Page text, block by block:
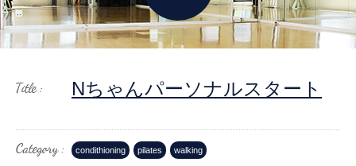
Nちゃんパーソナルスタート
condithioning pilates walking